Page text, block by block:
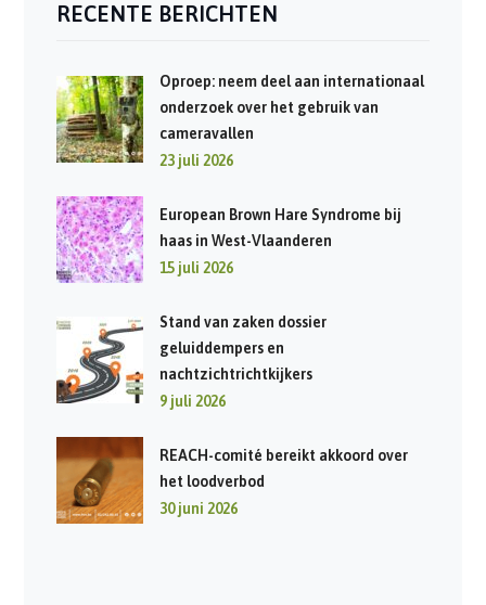
RECENTE BERICHTEN
Oproep: neem deel aan internationaal
onderzoek over het gebruik van
cameravallen
23 juli 2026
European Brown Hare Syndrome bij
haas in West-Vlaanderen
15 juli 2026
Stand van zaken dossier
geluiddempers en
nachtzichtrichtkijkers
9 juli 2026
REACH-comité bereikt akkoord over
het loodverbod
30 juni 2026